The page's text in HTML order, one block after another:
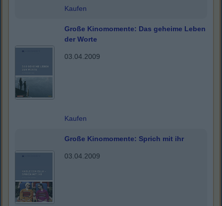
Kaufen
Große Kinomomente: Das geheime Leben
der Worte
03.04.2009
Kaufen
Große Kinomomente: Sprich mit ihr
03.04.2009